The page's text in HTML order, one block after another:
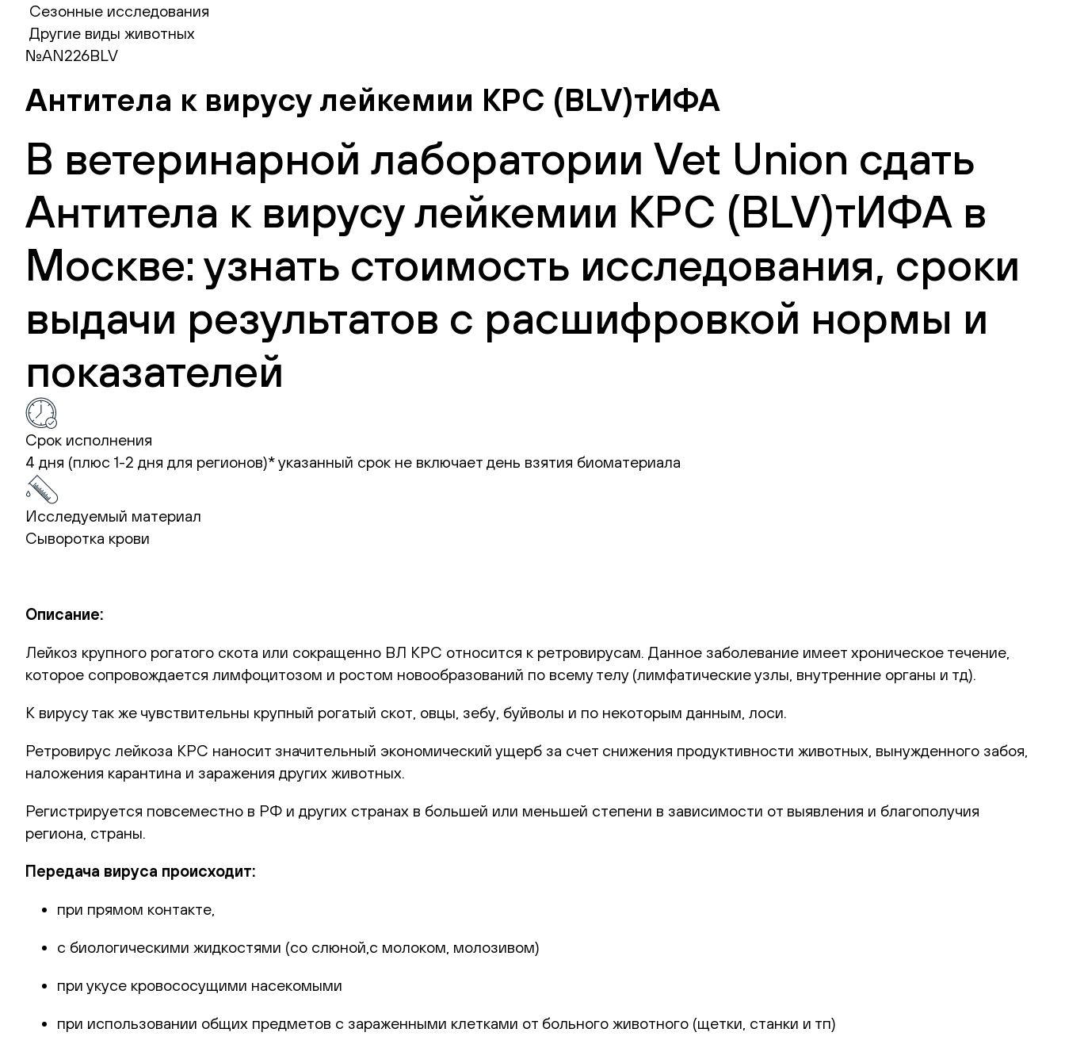
Сезонные исследования
Другие виды животных
№AN226BLV
Антитела к вирусу лейкемии КРС (BLV)тИФА
В ветеринарной лаборатории Vet Union сдать
Антитела к вирусу лейкемии КРС (BLV)тИФА в
Москве: узнать стоимость исследования, сроки
выдачи результатов с расшифровкой нормы и
показателей
Срок исполнения
4 дня (плюс 1-2 дня для регионов)*указанный срок не включает день взятия биоматериала
Исследуемый материал
Сыворотка крови
Описание:
Лейкоз крупного рогатого скота или сокращенно ВЛ КРС относится к ретровирусам. Данное заболевание имеет хроническое течение,
которое сопровождается лимфоцитозом и ростом новообразований по всему телу (лимфатические узлы, внутренние органы и тд).
К вирусу так же чувствительны крупный рогатый скот, овцы, зебу, буйволы и по некоторым данным, лоси.
Ретровирус лейкоза КРС наносит значительный экономический ущерб за счет снижения продуктивности животных, вынужденного забоя,
наложения карантина и заражения других животных.
Регистрируется повсеместно в РФ и других странах в большей или меньшей степени в зависимости от выявления и благополучия
региона, страны.
Передача вируса происходит:
при прямом контакте,
с биологическими жидкостями (со слюной,с молоком, молозивом)
при укусе кровососущими насекомыми
при использовании общих предметов с зараженными клетками от больного животного (щетки, станки и тп)